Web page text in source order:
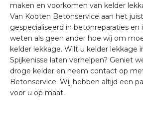
maken en voorkomen van kelder
Van Kooten Betonservice aan het
gespecialiseerd in betonreparaties en
weten als geen ander hoe wij om
kelder lekkage. Wilt u kelder lekkage
Spijkenisse laten verhelpen? Geniet
droge kelder en neem contact op
Betonservice. Wij hebben altijd een
voor u op maat.